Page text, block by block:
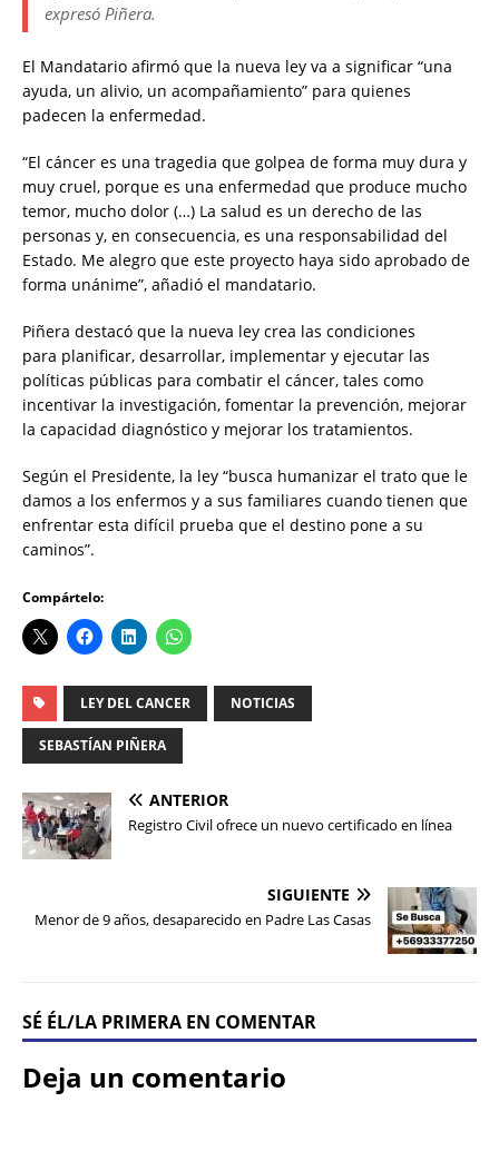
expresó Piñera.
El Mandatario afirmó que la nueva ley va a significar “una
ayuda, un alivio, un acompañamiento” para quienes
padecen la enfermedad.
“El cáncer es una tragedia que golpea de forma muy dura y
muy cruel, porque es una enfermedad que produce mucho
temor, mucho dolor (…) La salud es un derecho de las
personas y, en consecuencia, es una responsabilidad del
Estado. Me alegro que este proyecto haya sido aprobado de
forma unánime”, añadió el mandatario.
Piñera destacó que la nueva ley crea las condiciones
para planificar, desarrollar, implementar y ejecutar las
políticas públicas para combatir el cáncer, tales como
incentivar la investigación, fomentar la prevención, mejorar
la capacidad diagnóstico y mejorar los tratamientos.
Según el Presidente, la ley “busca humanizar el trato que le
damos a los enfermos y a sus familiares cuando tienen que
enfrentar esta difícil prueba que el destino pone a su
caminos”.
Compártelo:
LEY DEL CANCER NOTICIAS
SEBASTÍAN PIÑERA
ANTERIOR
Registro Civil ofrece un nuevo certificado en línea
SIGUIENTE
Menor de 9 años, desaparecido en Padre Las Casas
SÉ ÉL/LA PRIMERA EN COMENTAR
Deja un comentario